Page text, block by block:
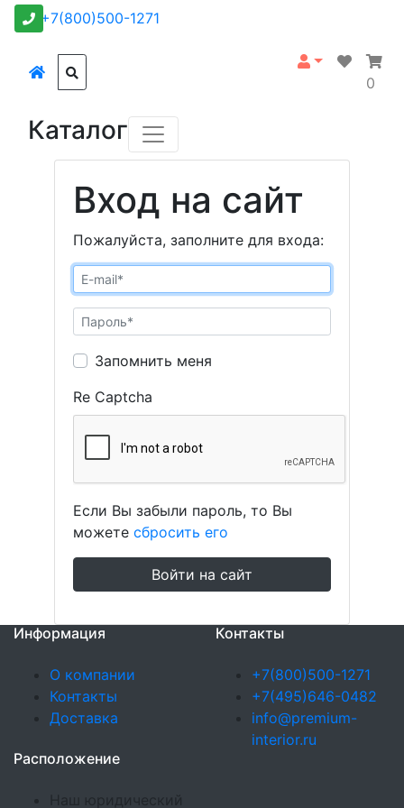
+7(800)500-1271
0
Каталог
Вход на сайт
Пожалуйста, заполните для входа:
Запомнить меня
Re Captcha
Если Вы забыли пароль, то Вы
можете сбросить его
Войти на сайт
Информация
О компании
Контакты
Доставка
Контакты
+7(800)500-1271
+7(495)646-0482
info@premium-
interior.ru
Расположение
Наш юридический